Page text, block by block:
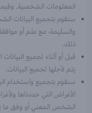
المعلومات الشخصية.
سنقوم بتجميع البيانات
والسليمة، مع علم أو
ذلك.
قبل أو أثناء تجميع
يتم لأجلها تجميع البيانات.
سنقوم بتجميع واستخدام
الأغراض التي حددناها
الشخص المعني أو وفق ما